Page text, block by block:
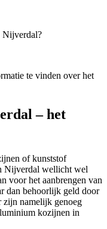
Nijverdal?
te vinden over het
– het
of kunststof
Nijverdal wellicht wel
voor het aanbrengen van
dan behoorlijk geld door
zijn namelijk genoeg
kozijnen in